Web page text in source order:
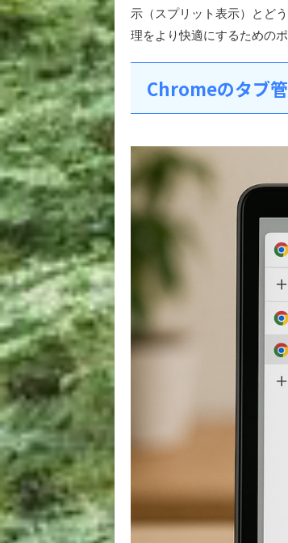
示（スプリット表示）とど
理をより快適にするための
Chromeのタブ